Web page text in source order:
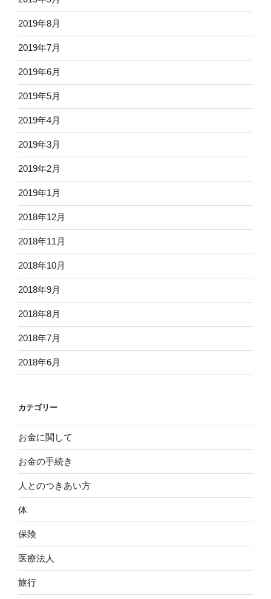
2019年8月
2019年7月
2019年6月
2019年5月
2019年4月
2019年3月
2019年2月
2019年1月
2018年12月
2018年11月
2018年10月
2018年9月
2018年8月
2018年7月
2018年6月
カテゴリー
お金に関して
お金の手続き
人とのつきあい方
体
保険
医療法人
旅行